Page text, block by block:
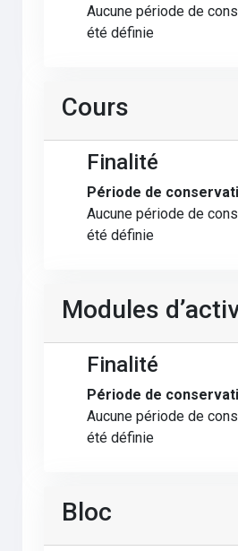
Aucune période de
été définie
Cours
Finalité
Période de
Aucune période de
été définie
Modules
Finalité
Période de
Aucune période de
été définie
Bloc